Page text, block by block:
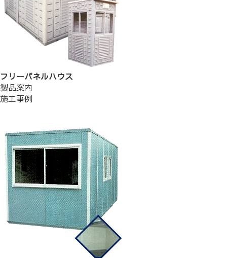
フリーパネルハウス
製品案内
施工事例